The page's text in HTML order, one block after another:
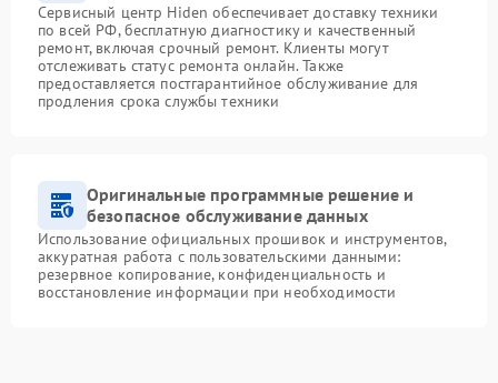
Сервисный центр Hiden обеспечивает доставку техники
по всей РФ, бесплатную диагностику и качественный
ремонт, включая срочный ремонт. Клиенты могут
отслеживать статус ремонта онлайн. Также
предоставляется постгарантийное обслуживание для
продления срока службы техники
Оригинальные программные решение и
безопасное обслуживание данных
Использование официальных прошивок и инструментов,
аккуратная работа с пользовательскими данными:
резервное копирование, конфиденциальность и
восстановление информации при необходимости